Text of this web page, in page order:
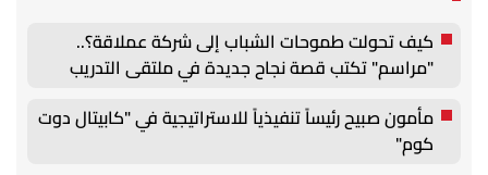
كيف تحولت طموحات الشباب إلى شركة عملاقة؟..
"مراسم" تكتب قصة نجاح جديدة في ملتقى التدريب
والتوظيف الزراعي الأول بجامعة دمنهور
مأمون صبيح رئيساً تنفيذياً للاستراتيجية في "كابيتال دوت
كوم"